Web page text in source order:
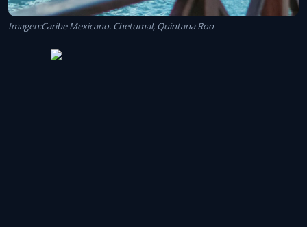
Imagen:Caribe Mexicano. Chetumal, Quintana Roo